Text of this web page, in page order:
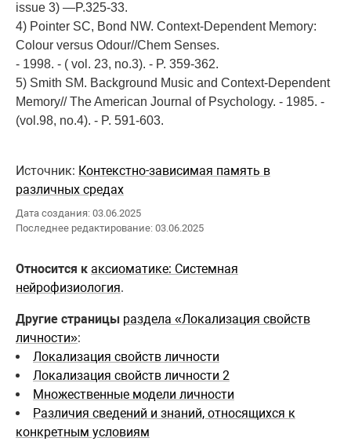
issue 3) —P.325-33.
4) Pointer SC, Bond NW. Context-Dependent Memory:
Colour versus Odour//Chem Senses.
- 1998. - ( vol. 23, no.3). - P. 359-362.
5) Smith SM. Background Music and Context-Dependent
Memory// The American Journal of Psychology. - 1985. -
(vol.98, no.4). - P. 591-603.
Источник: Контекстно-зависимая память в
различных средах
Дата создания: 03.06.2025
Последнее редактирование: 03.06.2025
Относится к аксиоматике: Системная
нейрофизиология.
Другие страницы раздела «Локализация свойств
личности»:
Локализация свойств личности
Локализация свойств личности 2
Множественные модели личности
Различия сведений и знаний, относящихся к
конкретным условиям